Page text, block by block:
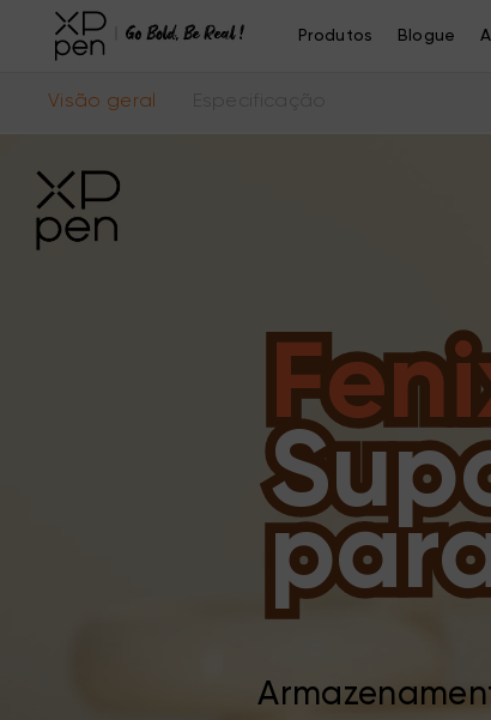
Produtos Blogue
Visão geral